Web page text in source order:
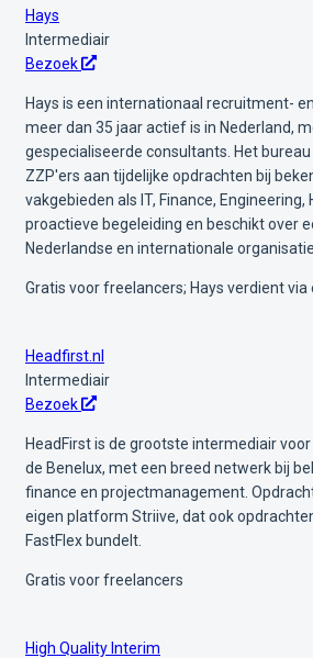
Hays
Intermediair
Bezoek
Hays is een internationaal recruitment-
meer dan 35 jaar actief is in Nederland,
gespecialiseerde consultants. Het
ZZP'ers aan tijdelijke opdrachten bij
vakgebieden als IT, Finance, Engineering,
proactieve begeleiding en beschikt over
Nederlandse en internationale
Gratis voor freelancers; Hays verdient
Headfirst.nl
Intermediair
Bezoek
HeadFirst is de grootste intermediair
de Benelux, met een breed netwerk bij
finance en projectmanagement.
eigen platform Striive, dat ook
FastFlex bundelt.
Gratis voor freelancers
High Quality Interim